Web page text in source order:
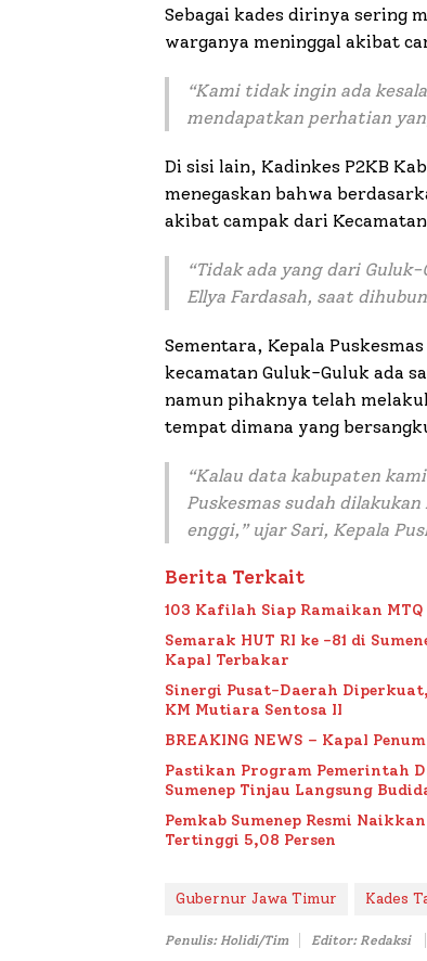
Sebagai kades dirinya sering
warganya meninggal akibat
“Kami tidak ingin ada
mendapatkan perhatian
Di sisi lain, Kadinkes P2KB
menegaskan bahwa
akibat campak dari
“Tidak ada yang dari
Ellya Fardasah, saat
Sementara, Kepala
kecamatan Guluk-Guluk ada
namun pihaknya telah
tempat dimana yang
“Kalau data kabupaten
Puskesmas sudah
enggi,” ujar Sari, Kepala
Berita Terkait
103 Kafilah Siap Ramaikan
Semarak HUT RI ke -81 di
Kapal Terbakar
Sinergi Pusat-Daerah
KM Mutiara Sentosa II
BREAKING NEWS – Kapal
Pastikan Program Pemerintah
Sumenep Tinjau Langsung
Pemkab Sumenep Resmi
Tertinggi 5,08 Persen
Gubernur Jawa Timur Kades
Penulis: Holidi/Tim Editor: Redaksi